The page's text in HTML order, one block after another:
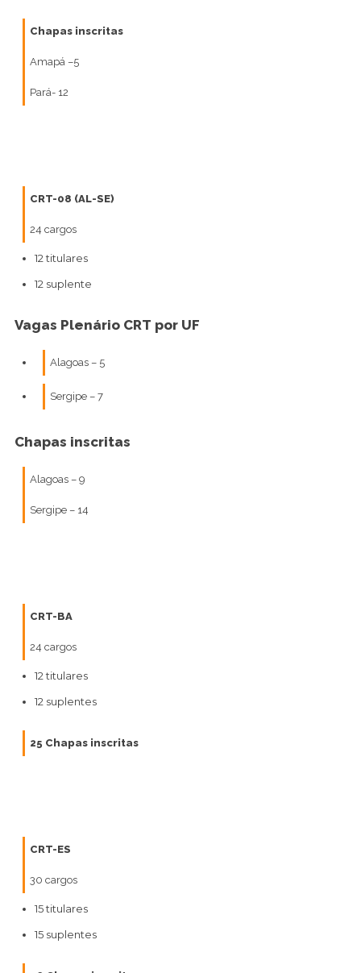
Chapas inscritas
Amapá –5
Pará- 12
CRT-08 (AL-SE)
24 cargos
12 titulares
12 suplente
Vagas Plenário CRT por UF
Alagoas – 5
Sergipe – 7
Chapas inscritas
Alagoas – 9
Sergipe – 14
CRT-BA
24 cargos
12 titulares
12 suplentes
25 Chapas inscritas
CRT-ES
30 cargos
15 titulares
15 suplentes